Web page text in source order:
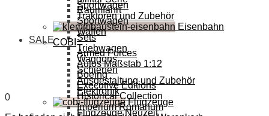
Sportwagen
Traktoren und Zubehör
Eisenbahn
Sets
Triebwagen
Waggons
Schienen
Ausgestaltung und Zubehör
Elektronik
Flugzeuge
Flugzeuge Neuzeit
Raumfahrt
Sportwagen
Waffen
COBI
Armed Forces
Autos Maßstab 1:12
Boeing
Executive Editions
Historical Collection
Imperium Romanum
SALE
0